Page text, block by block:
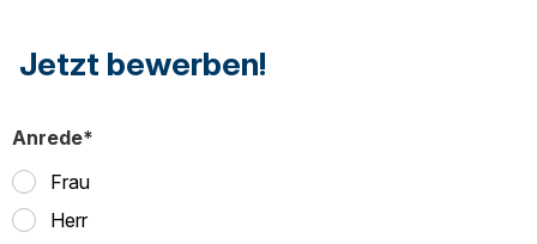
Jetzt bewerben!
Anrede*
Frau
Herr